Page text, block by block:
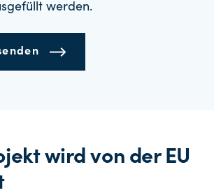
werden.
wird von der EU